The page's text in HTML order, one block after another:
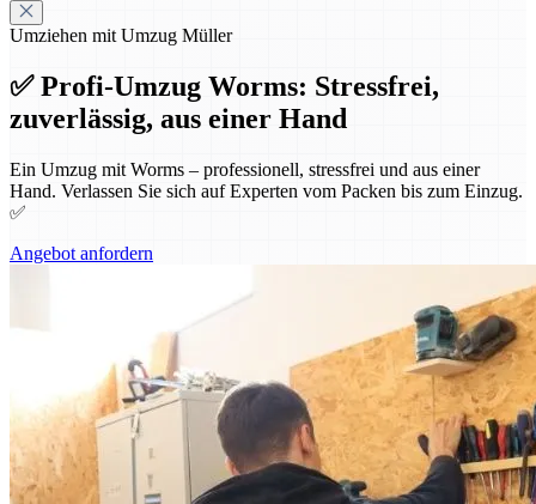
Umziehen mit Umzug Müller
✅ Profi-Umzug Worms: Stressfrei,
zuverlässig, aus einer Hand
Ein Umzug mit Worms – professionell, stressfrei und aus einer
Hand. Verlassen Sie sich auf Experten vom Packen bis zum Einzug.
✅
Angebot anfordern